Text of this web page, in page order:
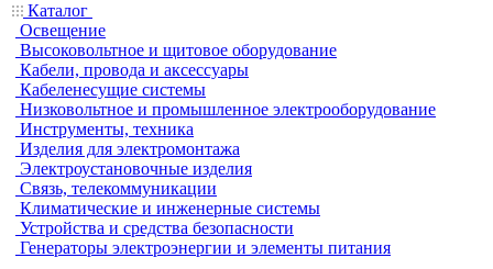
Каталог
Освещение
Высоковольтное и щитовое оборудование
Кабели, провода и аксессуары
Кабеленесущие системы
Низковольтное и промышленное электрооборудование
Инструменты, техника
Изделия для электромонтажа
Электроустановочные изделия
Связь, телекоммуникации
Климатические и инженерные системы
Устройства и средства безопасности
Генераторы электроэнергии и элементы питания